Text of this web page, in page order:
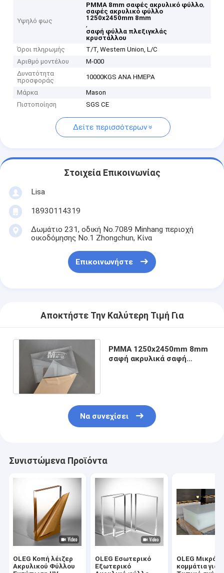
Υψηλό φως
PMMA 8mm σαφές ακρυλικό φύλλο,
σαφές ακρυλικό φύλλο
1250x2450mm 8mm
,
σαφή φύλλα πλεξιγκλάς
κρυστάλλου
Όροι πληρωμής
T/T, Western Union, L/C
Αριθμό μοντέλου
Μ-000
Δυνατότητα
προσφοράς
10000KGS ΑΝΑ ΗΜΕΡΑ
Μάρκα
Mason
Πιστοποίηση
SGS CE
Δείτε περισσότερων
Στοιχεία Επικοινωνίας
Lisa
18930114319
Δωμάτιο 231, οδική No.7089 Minhang περιοχή
οικοδόμησης No.1 Zhongchun, Κίνα
Επικοινωνήστε
Αποκτήστε Την Καλύτερη Τιμή Για
PMMA 1250x2450mm 8mm
σαφή ακρυλικά σαφή
Να συνεχίσει
Συνιστώμενα Προϊόντα
OLEG Κοπή λέιζερ
Ακρυλικού Φύλλου
OLEG Εσωτερικό
Εξωτερικό
OLEG Μικρά
κομμάτια για